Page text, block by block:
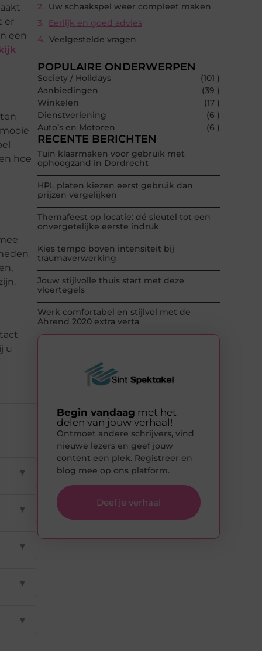
er
een
hoe
u
▼
▼
▼
▼
▼
Uw schaakspel weer compleet maken
Eerlijk en goed advies
Veelgestelde vragen
POPULAIRE ONDERWERPEN
Society / Holidays
(101 )
Aanbiedingen
(39 )
Winkelen
(17 )
Dienstverlening
(6 )
Auto’s en Motoren
(6 )
RECENTE BERICHTEN
Tuin klaarmaken voor gebruik met
ophoogzand in Dordrecht
HPL platen kiezen eerst gebruik dan
prijzen vergelijken
Themafeest op locatie: dé sleutel tot een
onvergetelijke eerste indruk
Kies tempo boven intensiteit bij
traumaverwerking
Jouw stijlvolle thuis start met deze
vloertegels
Werk comfortabel en stijlvol met de
Ahrend 2020 extra verta
Begin vandaag met het
delen van jouw verhaal!
Ontmoet andere schrijvers, vind
nieuwe lezers en geef jouw
content een plek. Registreer en
blog mee op ons platform.
Deel je verhaal